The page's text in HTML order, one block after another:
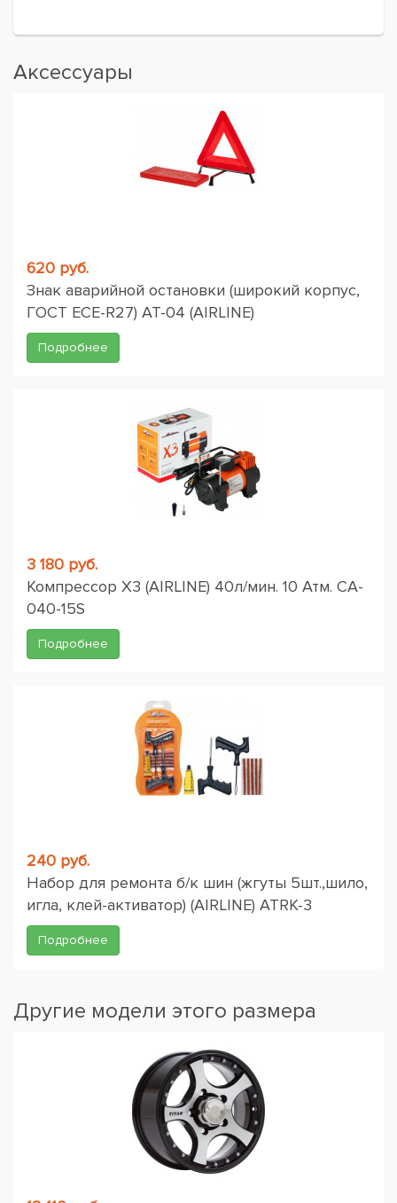
Аксессуары
620 руб.
Знак аварийной остановки (широкий корпус,
ГОСТ ЕСЕ-R27) AT-04 (AIRLINE)
Подробнее
3 180 руб.
Компрессор X3 (AIRLINE) 40л/мин. 10 Атм. CA-
040-15S
Подробнее
240 руб.
Набор для ремонта б/к шин (жгуты 5шт.,шило,
игла, клей-активатор) (AIRLINE) ATRK-3
Подробнее
Другие модели этого размера